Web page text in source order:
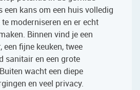
een kans om een huis volledig
moderniseren en er echt
Binnen vind je een
fijne keuken, twee
sanitair en een grote
wacht een diepe
en veel privacy.